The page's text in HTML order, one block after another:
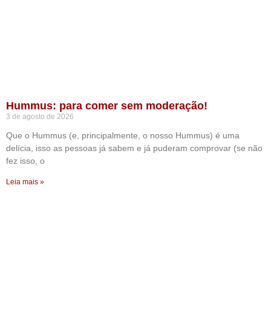
Hummus: para comer sem moderação!
3 de agosto de 2026
Que o Hummus (e, principalmente, o nosso Hummus) é uma
delícia, isso as pessoas já sabem e já puderam comprovar (se não
fez isso, o
Leia mais »